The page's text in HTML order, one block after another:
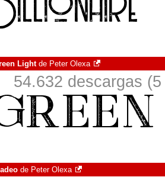
Lightde Peter Olexa
54.632 descargas
de Peter Olexa